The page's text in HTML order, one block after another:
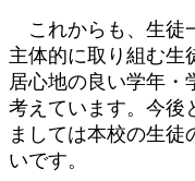
これからも、生徒
主体的に取り組む生
居心地の良い学年・
考えています。今後
ましては本校の生
いです。